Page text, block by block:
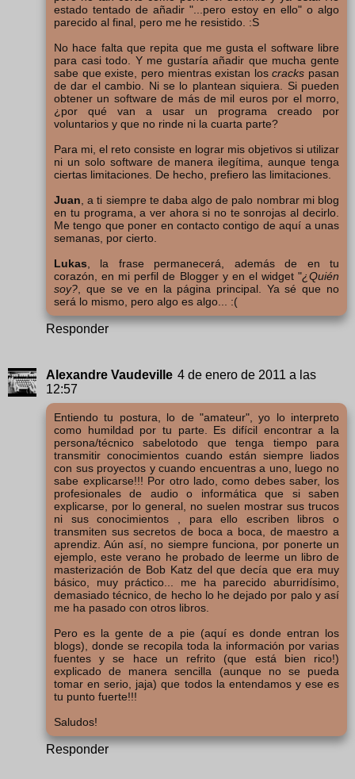
estado tentado de añadir "...pero estoy en ello" o algo
parecido al final, pero me he resistido. :S
No hace falta que repita que me gusta el software libre
para casi todo. Y me gustaría añadir que mucha gente
sabe que existe, pero mientras existan loscracks pasan
de dar el cambio. Ni se lo plantean siquiera. Si pueden
obtener un software de más de mil euros por el morro,
¿por qué van a usar un programa creado por
voluntarios y que no rinde ni la cuarta parte?
Para mi, el reto consiste en lograr mis objetivos si utilizar
ni un solo software de manera ilegítima, aunque tenga
ciertas limitaciones. De hecho, prefiero las limitaciones.
Juan , a ti siempre te daba algo de palo nombrar mi blog
en tu programa, a ver ahora si no te sonrojas al decirlo.
Me tengo que poner en contacto contigo de aquí a unas
semanas, por cierto.
Lukas , la frase permanecerá, además de en tu
corazón, en mi perfil de Blogger y en el widget "¿Quién
soy? , que se ve en la página principal. Ya sé que no
será lo mismo, pero algo es algo... :(
Responder
Alexandre Vaudeville 4 de enero de 2011 a las
12:57
Entiendo tu postura, lo de "amateur", yo lo interpreto
como humildad por tu parte. Es difícil encontrar a la
persona/técnico sabelotodo que tenga tiempo para
transmitir conocimientos cuando están siempre liados
con sus proyectos y cuando encuentras a uno, luego no
sabe explicarse!!! Por otro lado, como debes saber, los
profesionales de audio o informática que si saben
explicarse, por lo general, no suelen mostrar sus trucos
ni sus conocimientos , para ello escriben libros o
transmiten sus secretos de boca a boca, de maestro a
aprendiz. Aún así, no siempre funciona, por ponerte un
ejemplo, este verano he probado de leerme un libro de
masterización de Bob Katz del que decía que era muy
básico, muy práctico... me ha parecido aburridísimo,
demasiado técnico, de hecho lo he dejado por palo y así
me ha pasado con otros libros.
Pero es la gente de a pie (aquí es donde entran los
blogs), donde se recopila toda la información por varias
fuentes y se hace un refrito (que está bien rico!)
explicado de manera sencilla (aunque no se pueda
tomar en serio, jaja) que todos la entendamos y ese es
tu punto fuerte!!!
Saludos!
Responder